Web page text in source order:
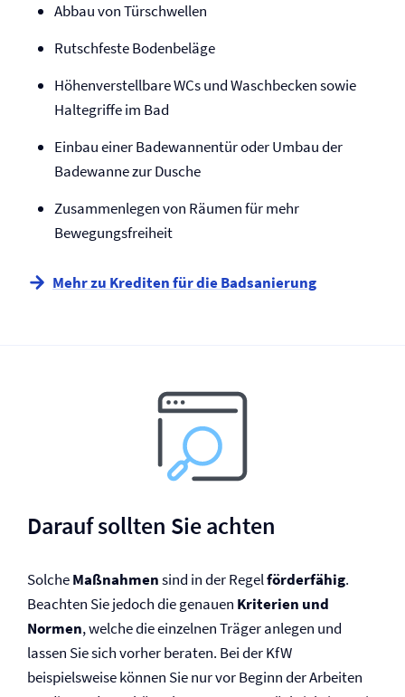
Abbau von Türschwellen
Rutschfeste Bodenbeläge
Höhenverstellbare WCs und Waschbecken sowie
Haltegriffe im Bad
Einbau einer Badewannentür oder Umbau der
Badewanne zur Dusche
Zusammenlegen von Räumen für mehr
Bewegungsfreiheit
Mehr zu Krediten für die Badsanierung
Darauf sollten Sie achten
SolcheMaßnahmensind in der Regelförderfähig.
Beachten Sie jedoch die genauen Kriterien und
Normen, welche die einzelnen Träger anlegen und
lassen Sie sich vorher beraten. Bei der KfW
beispielsweise können Sie nur vor Beginn der Arbeiten